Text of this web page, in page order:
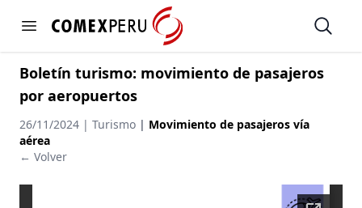
Open menu
https://www.comexperu.org.pe Open
Boletín turismo: movimiento de pasajeros
por aeropuertos
26/11/2024 | Turismo | Movimiento de pasajeros vía
aérea
← Volver